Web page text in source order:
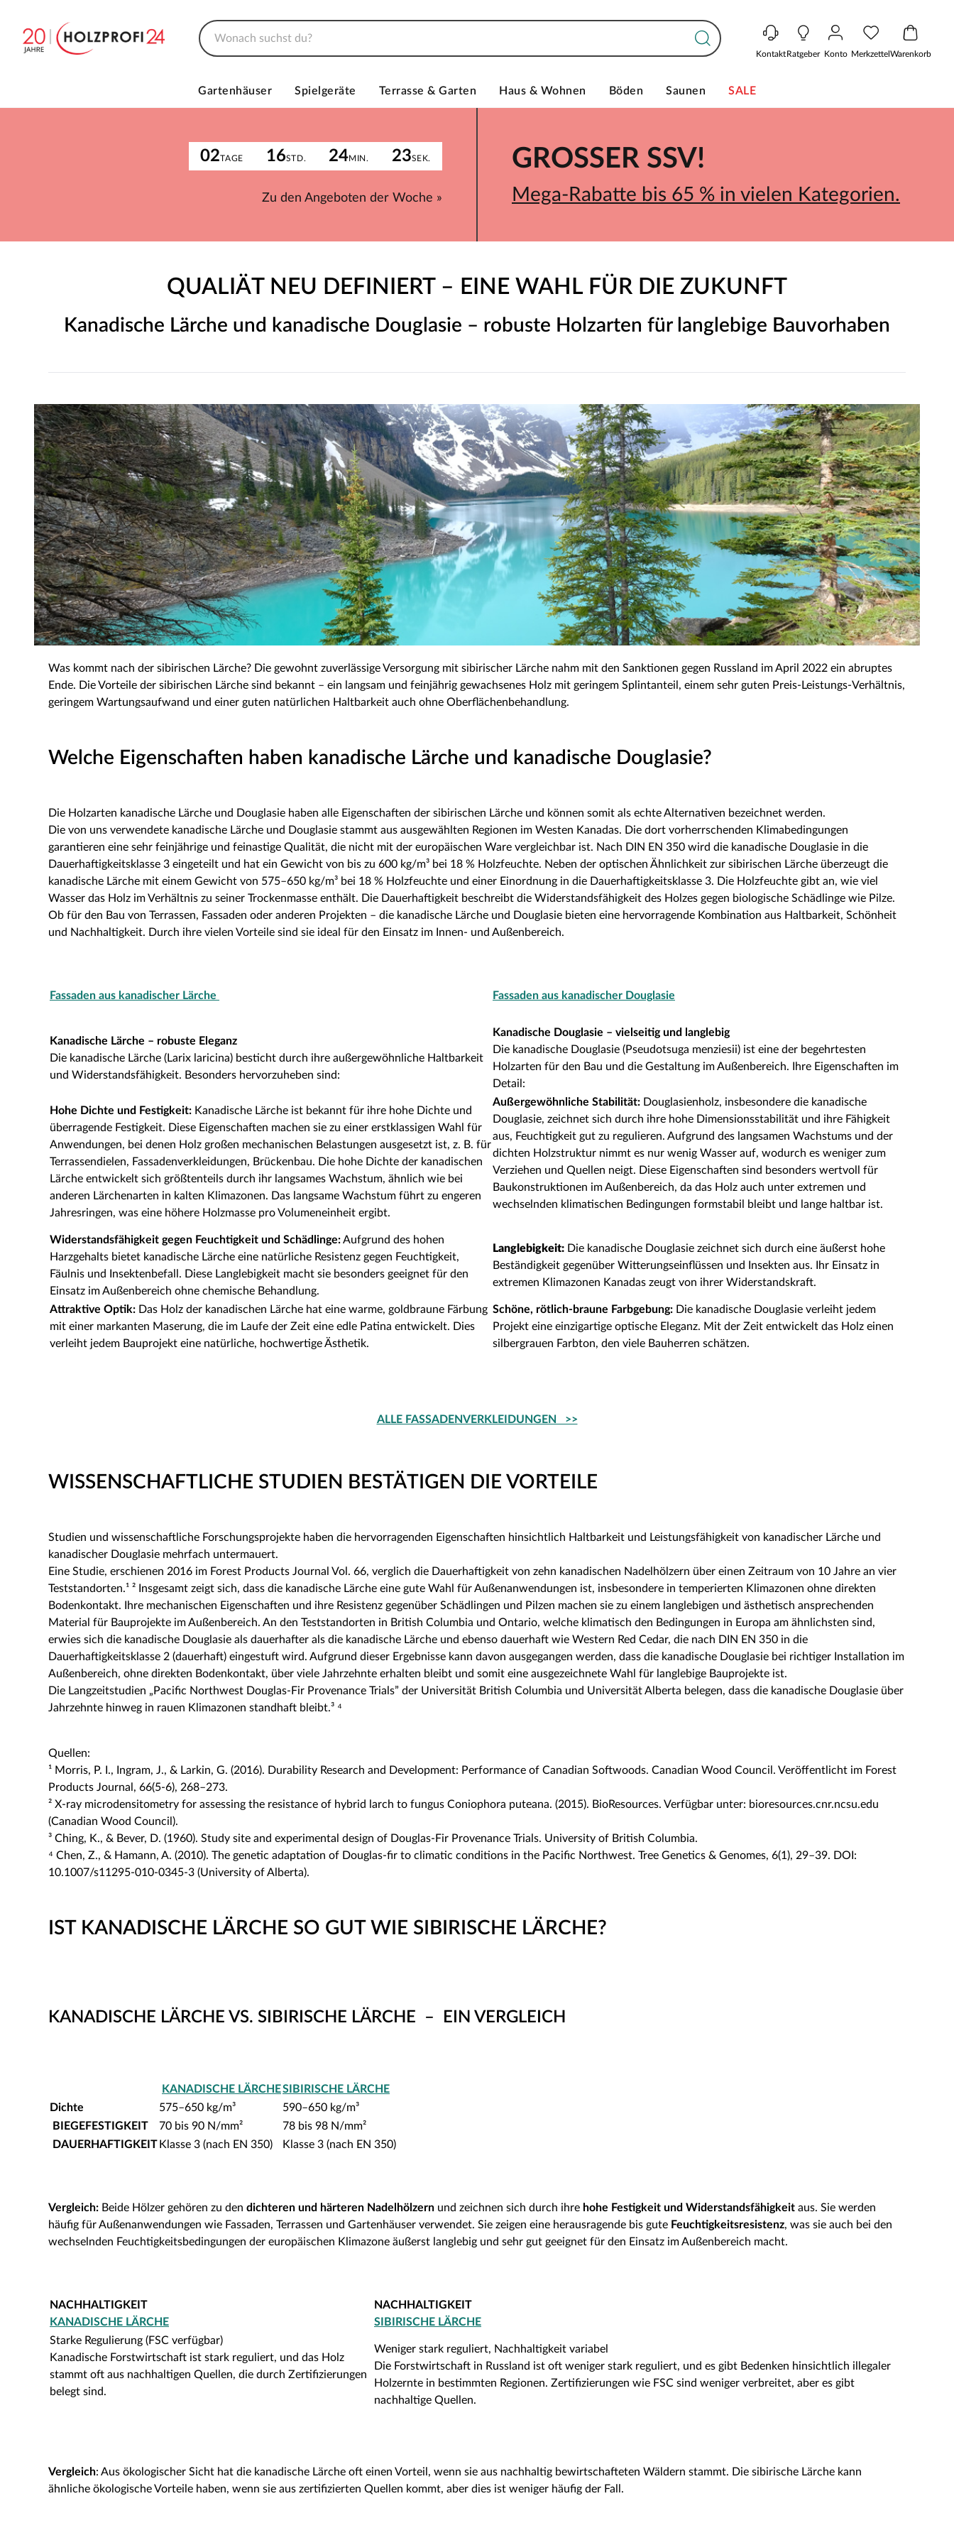
KontaktRatgeber Konto MerkzettelWarenkorb
Gartenhäuser Spielgeräte Terrasse & Garten Haus & Wohnen Böden Saunen SALE
02TAGE 16STD. 24MIN. 23SEK.
Zu den Angeboten der Woche »
GROSSER SSV!
Mega-Rabatte bis 65 % in vielen Kategorien.
QUALIÄT NEU DEFINIERT – EINE WAHL FÜR DIE ZUKUNFT
Kanadische Lärche und kanadische Douglasie – robuste Holzarten für langlebige Bauvorhaben
Was kommt nach der sibirischen Lärche? Die gewohnt zuverlässige Versorgung mit sibirischer Lärche nahm mit den Sanktionen gegen Russland im April 2022 ein abruptes
Ende. Die Vorteile der sibirischen Lärche sind bekannt – ein langsam und feinjährig gewachsenes Holz mit geringem Splintanteil, einem sehr guten Preis-Leistungs-Verhältnis,
geringem Wartungsaufwand und einer guten natürlichen Haltbarkeit auch ohne Oberflächenbehandlung.
Welche Eigenschaften haben kanadische Lärche und kanadische Douglasie?
Die Holzarten kanadische Lärche und Douglasie haben alle Eigenschaften der sibirischen Lärche und können somit als echte Alternativen bezeichnet werden.
Die von uns verwendete kanadische Lärche und Douglasie stammt aus ausgewählten Regionen im Westen Kanadas. Die dort vorherrschenden Klimabedingungen
garantieren eine sehr feinjährige und feinastige Qualität, die nicht mit der europäischen Ware vergleichbar ist. Nach DIN EN 350 wird die kanadische Douglasie in die
Dauerhaftigkeitsklasse 3 eingeteilt und hat ein Gewicht von bis zu 600 kg/m³ bei 18 % Holzfeuchte. Neben der optischen Ähnlichkeit zur sibirischen Lärche überzeugt die
kanadische Lärche mit einem Gewicht von 575–650 kg/m³ bei 18 % Holzfeuchte und einer Einordnung in die Dauerhaftigkeitsklasse 3. Die Holzfeuchte gibt an, wie viel
Wasser das Holz im Verhältnis zu seiner Trockenmasse enthält. Die Dauerhaftigkeit beschreibt die Widerstandsfähigkeit des Holzes gegen biologische Schädlinge wie Pilze.
Ob für den Bau von Terrassen, Fassaden oder anderen Projekten – die kanadische Lärche und Douglasie bieten eine hervorragende Kombination aus Haltbarkeit, Schönheit
und Nachhaltigkeit. Durch ihre vielen Vorteile sind sie ideal für den Einsatz im Innen- und Außenbereich.
Fassaden aus kanadischer Lärche Fassaden aus kanadischer Douglasie
Kanadische Lärche – robuste Eleganz
Die kanadische Lärche (Larix laricina) besticht durch ihre außergewöhnliche Haltbarkeit
und Widerstandsfähigkeit. Besonders hervorzuheben sind:
Kanadische Douglasie – vielseitig und langlebig
Die kanadische Douglasie (Pseudotsuga menziesii) ist eine der begehrtesten
Holzarten für den Bau und die Gestaltung im Außenbereich. Ihre Eigenschaften im
Detail:
Hohe Dichte und Festigkeit: Kanadische Lärche ist bekannt für ihre hohe Dichte und
überragende Festigkeit. Diese Eigenschaften machen sie zu einer erstklassigen Wahl für
Anwendungen, bei denen Holz großen mechanischen Belastungen ausgesetzt ist, z. B. für
Terrassendielen, Fassadenverkleidungen, Brückenbau. Die hohe Dichte der kanadischen
Lärche entwickelt sich größtenteils durch ihr langsames Wachstum, ähnlich wie bei
anderen Lärchenarten in kalten Klimazonen. Das langsame Wachstum führt zu engeren
Jahresringen, was eine höhere Holzmasse pro Volumeneinheit ergibt.
Außergewöhnliche Stabilität: Douglasienholz, insbesondere die kanadische
Douglasie, zeichnet sich durch ihre hohe Dimensionsstabilität und ihre Fähigkeit
aus, Feuchtigkeit gut zu regulieren. Aufgrund des langsamen Wachstums und der
dichten Holzstruktur nimmt es nur wenig Wasser auf, wodurch es weniger zum
Verziehen und Quellen neigt. Diese Eigenschaften sind besonders wertvoll für
Baukonstruktionen im Außenbereich, da das Holz auch unter extremen und
wechselnden klimatischen Bedingungen formstabil bleibt und lange haltbar ist.
Widerstandsfähigkeit gegen Feuchtigkeit und Schädlinge:Aufgrund des hohen
Harzgehalts bietet kanadische Lärche eine natürliche Resistenz gegen Feuchtigkeit,
Fäulnis und Insektenbefall. Diese Langlebigkeit macht sie besonders geeignet für den
Einsatz im Außenbereich ohne chemische Behandlung.
Langlebigkeit: Die kanadische Douglasie zeichnet sich durch eine äußerst hohe
Beständigkeit gegenüber Witterungseinflüssen und Insekten aus. Ihr Einsatz in
extremen Klimazonen Kanadas zeugt von ihrer Widerstandskraft.
Attraktive Optik: Das Holz der kanadischen Lärche hat eine warme, goldbraune Färbung
mit einer markanten Maserung, die im Laufe der Zeit eine edle Patina entwickelt. Dies
verleiht jedem Bauprojekt eine natürliche, hochwertige Ästhetik.
Schöne, rötlich-braune Farbgebung: Die kanadische Douglasie verleiht jedem
Projekt eine einzigartige optische Eleganz. Mit der Zeit entwickelt das Holz einen
silbergrauen Farbton, den viele Bauherren schätzen.
ALLE FASSADENVERKLEIDUNGEN >>
WISSENSCHAFTLICHE STUDIEN BESTÄTIGEN DIE VORTEILE
Studien und wissenschaftliche Forschungsprojekte haben die hervorragenden Eigenschaften hinsichtlich Haltbarkeit und Leistungsfähigkeit von kanadischer Lärche und
kanadischer Douglasie mehrfach untermauert.
Eine Studie, erschienen 2016 im Forest Products Journal Vol. 66, verglich die Dauerhaftigkeit von zehn kanadischen Nadelhölzern über einen Zeitraum von 10 Jahre an vier
Teststandorten.¹ ² Insgesamt zeigt sich, dass die kanadische Lärche eine gute Wahl für Außenanwendungen ist, insbesondere in temperierten Klimazonen ohne direkten
Bodenkontakt. Ihre mechanischen Eigenschaften und ihre Resistenz gegenüber Schädlingen und Pilzen machen sie zu einem langlebigen und ästhetisch ansprechenden
Material für Bauprojekte im Außenbereich​. An den Teststandorten in British Columbia und Ontario, welche klimatisch den Bedingungen in Europa am ähnlichsten sind,
erwies sich die kanadische Douglasie als dauerhafter als die kanadische Lärche und ebenso dauerhaft wie Western Red Cedar, die nach DIN EN 350 in die
Dauerhaftigkeitsklasse 2 (dauerhaft) eingestuft wird. Aufgrund dieser Ergebnisse kann davon ausgegangen werden, dass die kanadische Douglasie bei richtiger Installation im
Außenbereich, ohne direkten Bodenkontakt, über viele Jahrzehnte erhalten bleibt und somit eine ausgezeichnete Wahl für langlebige Bauprojekte ist.
Die Langzeitstudien „Pacific Northwest Douglas-Fir Provenance Trials” der Universität British Columbia und Universität Alberta belegen, dass die kanadische Douglasie über
Jahrzehnte hinweg in rauen Klimazonen standhaft bleibt.³ ⁴
Quellen:
¹ Morris, P. I., Ingram, J., & Larkin, G. (2016). Durability Research and Development: Performance of Canadian Softwoods. Canadian Wood Council. Veröffentlicht im Forest
Products Journal, 66(5-6), 268–273.
² X-ray microdensitometry for assessing the resistance of hybrid larch to fungus Coniophora puteana. (2015). BioResources. Verfügbar unter: bioresources.cnr.ncsu.edu​
(Canadian Wood Council)​.
³ Ching, K., & Bever, D. (1960). Study site and experimental design of Douglas-Fir Provenance Trials. University of British Columbia.
⁴ Chen, Z., & Hamann, A. (2010). The genetic adaptation of Douglas-fir to climatic conditions in the Pacific Northwest. Tree Genetics & Genomes, 6(1), 29–39. DOI:
10.1007/s11295-010-0345-3​ (University of Alberta)​.
IST KANADISCHE LÄRCHE SO GUT WIE SIBIRISCHE LÄRCHE?
KANADISCHE LÄRCHE VS. SIBIRISCHE LÄRCHE – EIN VERGLEICH
KANADISCHE LÄRCHESIBIRISCHE LÄRCHE
Dichte
575–650 kg/m³
590–650 kg/m³
BIEGEFESTIGKEIT
70 bis 90 N/mm²
78 bis 98 N/mm²
DAUERHAFTIGKEIT Klasse 3 (nach EN 350) Klasse 3 (nach EN 350)
Vergleich: Beide Hölzer gehören zu den dichteren und härteren Nadelhölzern und zeichnen sich durch ihre hohe Festigkeit und Widerstandsfähigkeit aus. Sie werden
häufig für Außenanwendungen wie Fassaden, Terrassen und Gartenhäuser verwendet. Sie zeigen eine herausragende bis gute Feuchtigkeitsresistenz, was sie auch bei den
wechselnden Feuchtigkeitsbedingungen der europäischen Klimazone äußerst langlebig und sehr gut geeignet für den Einsatz im Außenbereich macht.
NACHHALTIGKEIT
KANADISCHE LÄRCHE
NACHHALTIGKEIT
SIBIRISCHE LÄRCHE
Starke Regulierung (FSC verfügbar)
Kanadische Forstwirtschaft ist stark reguliert, und das Holz
stammt oft aus nachhaltigen Quellen, die durch Zertifizierungen
belegt sind.
Weniger stark reguliert, Nachhaltigkeit variabel
Die Forstwirtschaft in Russland ist oft weniger stark reguliert, und es gibt Bedenken hinsichtlich illegaler
Holzernte in bestimmten Regionen. Zertifizierungen wie FSC sind weniger verbreitet, aber es gibt
nachhaltige Quellen.
Vergleich: Aus ökologischer Sicht hat die kanadische Lärche oft einen Vorteil, wenn sie aus nachhaltig bewirtschafteten Wäldern stammt. Die sibirische Lärche kann
ähnliche ökologische Vorteile haben, wenn sie aus zertifizierten Quellen kommt, aber dies ist weniger häufig der Fall.